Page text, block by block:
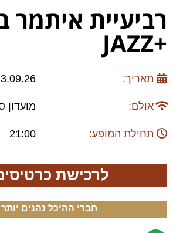
רביעיית איתמר
+JAZZ
תאריך: 23.09.26 | יום
אולם: מועדון
תחילת המופע: 21:00
לרכישת
חברי ההיכל נהנים יותר